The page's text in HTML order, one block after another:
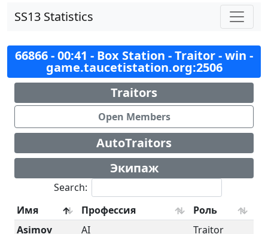
SS13 Statistics
66866 - 00:41 - Box Station - Traitor - win -
game.taucetistation.org:2506
Traitors
Open Members
AutoTraitors
Экипаж
Search:
Имя
Профессия
Роль
Asimov
AI Traitor